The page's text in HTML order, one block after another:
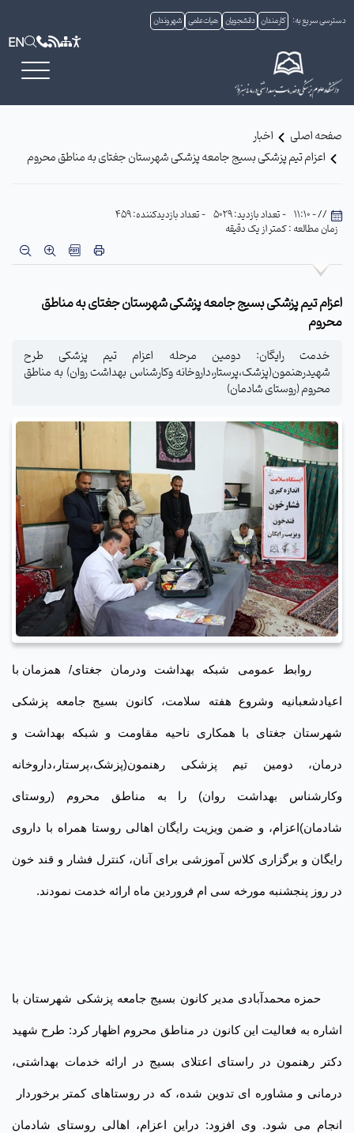
دسترسی سریع به: کارمندان دانشجویان هیات علمی شهروندان
EN
صفحه اصلی
اخبار
اعزام‌ تیم پزشکی بسیج جامعه پزشکی شهرستان جغتای به مناطق محروم
// - 11:10 - تعداد بازدید: 5029
- تعداد بازدیدکننده: 459
زمان مطالعه : کمتر از یک دقیقه
اعزام‌ تیم پزشکی بسیج جامعه پزشکی شهرستان جغتای به مناطق
محروم
خدمت رایگان: دومین مرحله اعزام تیم پزشکی طرح
شهیدرهنمون(پزشک،پرستار،داروخانه وکارشناس بهداشت روان) به مناطق
محروم (روستای شادمان)
روابط عمومی شبکه بهداشت ودرمان جغتای/ همزمان با
اعیادشعبانیه وشروع هفته سلامت، کانون بسیج جامعه پزشکی
شهرستان جغتای با همکاری ناحیه مقاومت و شبکه بهداشت و
درمان، دومین تیم پزشکی رهنمون(پزشک،پرستار،داروخانه
وکارشناس بهداشت روان) را به مناطق محروم (روستای
شادمان)اعزام، و ضمن ویزیت رایگان اهالی روستا همراه با داروی
رایگان و برگزاری کلاس آموزشی برای آنان، کنترل فشار و قند خون
در روز پنجشنبه مورخه سی ام فروردین ماه ارائه خدمت نمودند.
حمزه محمدآبادی مدیر کانون بسیج جامعه پزشکی شهرستان با
اشاره به فعالیت این کانون در مناطق محروم اظهار کرد: طرح شهید
دکتر رهنمون در راستای اعتلای بسیج در ارائه خدمات بهداشتی،
درمانی و مشاوره ای تدوین شده، که در روستاهای کمتر برخوردار
انجام می شود. وی افزود: دراین اعزام، اهالی روستای شادمان